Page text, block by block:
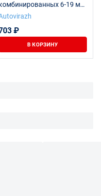
6-19 мм,
8 предметов AV-212008
₽
В КОРЗИНУ